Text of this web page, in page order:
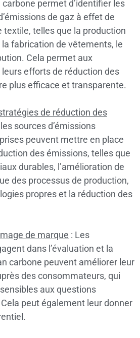
carbone permet d’identifier les
de gaz à effet de
textile, telles que la production
fabrication de vêtements, le
Cela permet aux
efforts de réduction des
plus efficace et transparente.
de réduction des
sources d’émissions
peuvent mettre en place
des émissions, telles que
durables, l’amélioration de
des processus de production,
propres et la réduction des
de marque : Les
dans l’évaluation et la
carbone peuvent améliorer leur
des consommateurs, qui
aux questions
peut également leur donner